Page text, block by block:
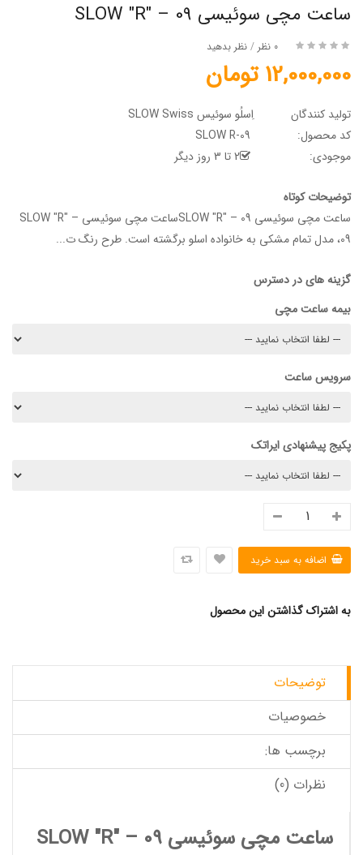
ساعت مچی سوئیسی SLOW "R" – 09
0 نظر / نظر بدهید
12,000,000 تومان
تولید کنندگان
اِسلُو سوئیس SLOW Swiss
کد محصول:
موجودی:
2 تا 3 روز دیگر
توضیحات کوتاه
ساعت مچی سوئیسی SLOW "R" – 09ساعت مچی سوئیسی SLOW "R" –
09، مدل تمام مشکی به خانواده اسلو برگشته است. طرح رنگ ت...
گزینه های در دسترس
بیمه ساعت مچی
سرویس ساعت
پکیج پیشنهادی ایراتک
به اشتراک گذاشتن این محصول
توضیحات
خصوصیات
برچسب ها:
نظرات (0)
ساعت مچی سوئیسی SLOW "R" – 09